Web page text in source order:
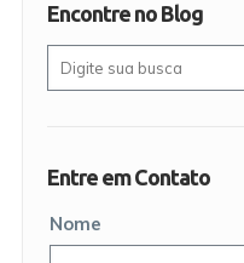
Encontre no Blog
Entre em Contato
Nome